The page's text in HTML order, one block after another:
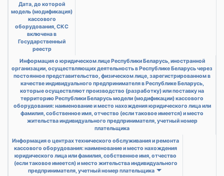
Дата, до которой
модель (модификация)
кассового
оборудования, СКС
включена в
Государственный
реестр
Информация о юридическом лице Республики Беларусь, иностранной
организации, осуществляющих деятельность в Республике Беларусь через
постоянное представительство, физическом лице, зарегистрированном в
качестве индивидуального предпринимателя в Республике Беларусь,
которые осуществляют производство (разработку) или поставку на
территорию Республики Беларусь модели (модификации) кассового
оборудования: наименование и место нахождения юридического лица или
фамилия, собственное имя, отчество (если таковое имеется) и место
жительства индивидуального предпринимателя, учетный номер
плательщика
Информация о центрах технического обслуживания и ремонта
кассового оборудования: наименование и место нахождения
юридического лица или фамилия, собственное имя, отчество
(если таковое имеется) и место жительства индивидуального
предпринимателя, учетный номер плательщика